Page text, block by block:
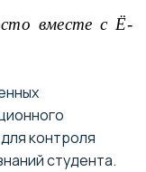
вместе с Ё-
контроля
студента.